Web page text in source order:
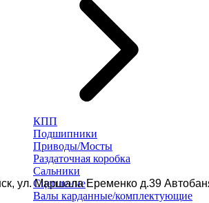
ул. Маршала Еременко д.39
КПП
Подшипники
Приводы/Мосты
Раздаточная коробка
Сальники
Сцепление
Валы карданные/комплектующие